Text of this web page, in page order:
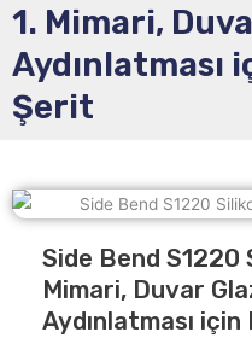
1. Mimari,
Aydınlatması
Şerit
Side Bend S1220
Mimari, Duvar
Aydınlatması